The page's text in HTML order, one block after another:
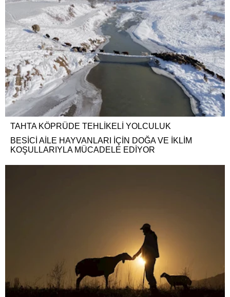
TAHTA KÖPRÜDE TEHLİKELİ YOLCULUK
BESİCİ AİLE HAYVANLARI İÇİN DOĞA VE İKLİM
KOŞULLARIYLA MÜCADELE EDİYOR